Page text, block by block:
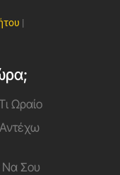
|
Ωραίο
Αντέχω
Να Σου